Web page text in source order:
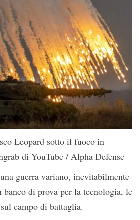
Leopard sotto il fuoco in
di YouTube / Alpha Defense
guerra variano, inevitabilmente
banco di prova per la tecnologia, le
campo di battaglia.